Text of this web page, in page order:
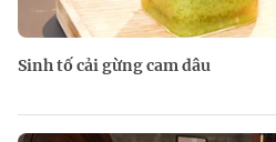
Sinh tố cải gừng cam dâu